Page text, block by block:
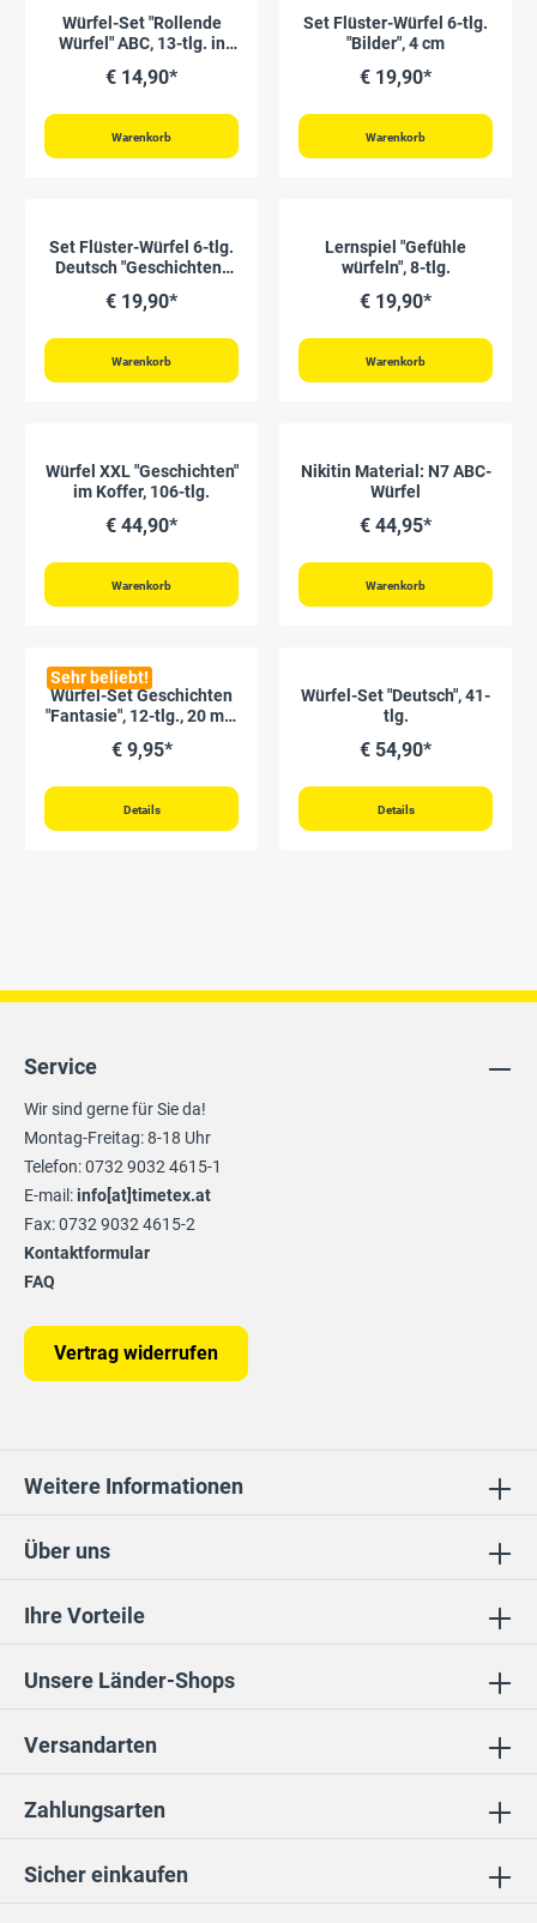
Würfel-Set "Rollende
Würfel" ABC, 13-tlg. in
€ 14,90*
Warenkorb
Set Flüster-Würfel 6-tlg.
"Bilder", 4 cm
€ 19,90*
Warenkorb
Set Flüster-Würfel 6-tlg.
Deutsch "Geschichten-
€ 19,90*
Warenkorb
Lernspiel "Gefühle
würfeln", 8-tlg.
€ 19,90*
Warenkorb
Würfel XXL "Geschichten"
im Koffer, 106-tlg.
€ 44,90*
Warenkorb
Nikitin Material: N7 ABC-
Würfel
€ 44,95*
Warenkorb
Sehr beliebt!
Würfel-Set Geschichten
"Fantasie", 12-tlg., 20 mm
€ 9,95*
Details
Würfel-Set "Deutsch", 41-
tlg.
€ 54,90*
Details
Ihre Vorteile
Unsere Länder-Shops
Sicher einkaufen
Über uns
Service
Wir sind gerne für Sie da!
Montag-Freitag: 8-18 Uhr
Telefon: 0732 9032 4615-1
E-mail:info[at]timetex.at
Fax: 0732 9032 4615-2
Kontaktformular
FAQ
Vertrag widerrufen
Weitere Informationen
Zahlungsarten
Versandarten